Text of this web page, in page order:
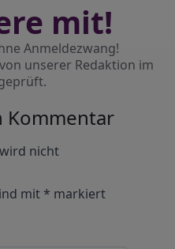
mit!
Anmeldezwang!
unserer Redaktion im
Kommentar
nicht
mit* markiert